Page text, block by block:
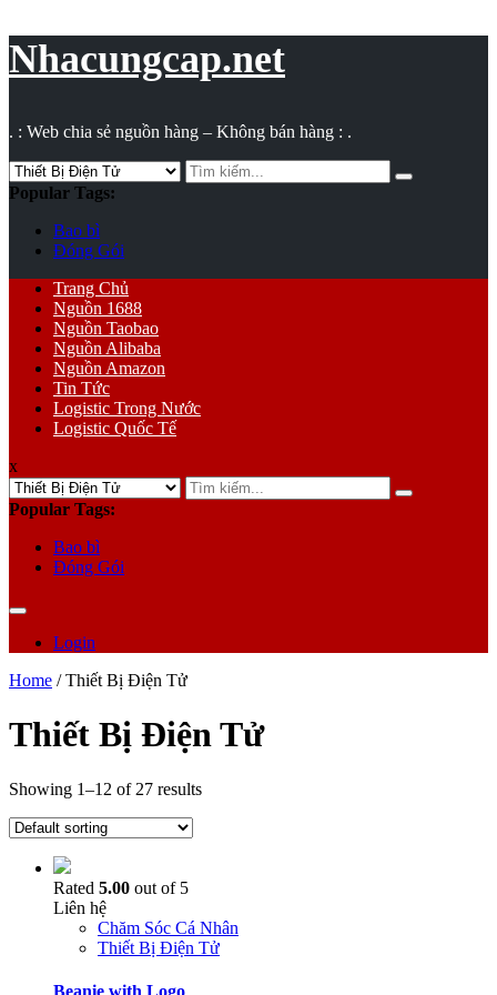
Nhacungcap.net
. : Web chia sẻ nguồn hàng – Không bán hàng : .
Search
for:
Popular Tags:
Bao bì
Đóng Gói
Primary
Menu
Trang Chủ
Nguồn 1688
Nguồn Taobao
Nguồn Alibaba
Nguồn Amazon
Tin Tức
Logistic Trong Nước
Logistic Quốc Tế
x
Search
for:
Popular Tags:
Bao bì
Đóng Gói
Login
Home / Thiết Bị Điện Tử
Thiết Bị Điện Tử
Showing 1–12 of 27 results
Rated 5.00 out of 5
Liên hệ
Chăm Sóc Cá Nhân
Thiết Bị Điện Tử